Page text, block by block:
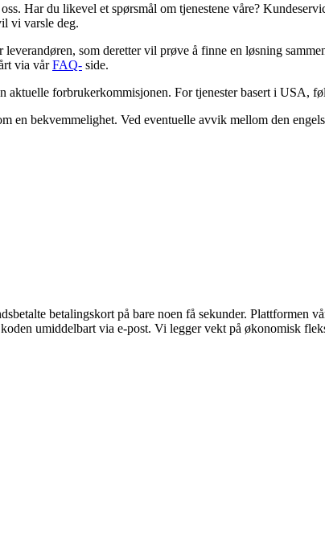
Har du likevel et spørsmål om tjenestene våre?
vi varsle deg.
som deretter vil prøve å finne en løsning
via vårFAQ- side.
forbrukerkommisjonen. For tjenester basert i USA,
en bekvemmelighet. Ved eventuelle avvik mellom den
betalingskort på bare noen få sekunder. Plattformen
umiddelbart via e-post. Vi legger vekt på økonomisk